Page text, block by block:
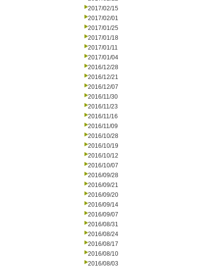
2017/02/15
2017/02/01
2017/01/25
2017/01/18
2017/01/11
2017/01/04
2016/12/28
2016/12/21
2016/12/07
2016/11/30
2016/11/23
2016/11/16
2016/11/09
2016/10/28
2016/10/19
2016/10/12
2016/10/07
2016/09/28
2016/09/21
2016/09/20
2016/09/14
2016/09/07
2016/08/31
2016/08/24
2016/08/17
2016/08/10
2016/08/03